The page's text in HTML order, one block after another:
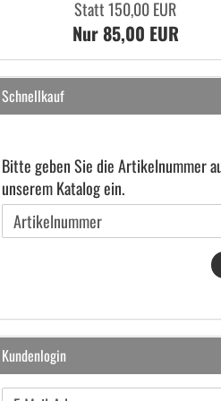
Statt 150,00 EUR
Nur 85,00 EUR
Schnellkauf
BITTE
GEBEN
SIE
DIE
KATALOG
EIN.
Bitte geben Sie die Artikelnummer
unserem Katalog ein.
Kundenlogin